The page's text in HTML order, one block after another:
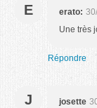
E erato:
Une très
Répondre
J josette